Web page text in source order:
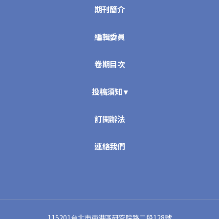
期刊簡介
編輯委員
卷期目次
投稿須知 ▾
訂閱辦法
連絡我們